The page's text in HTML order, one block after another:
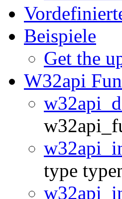
Beispiele
Get the
W32api
type